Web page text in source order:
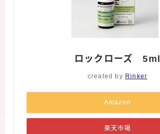
ロックローズ 5ml
created by Rinker
Amazon
楽天市場